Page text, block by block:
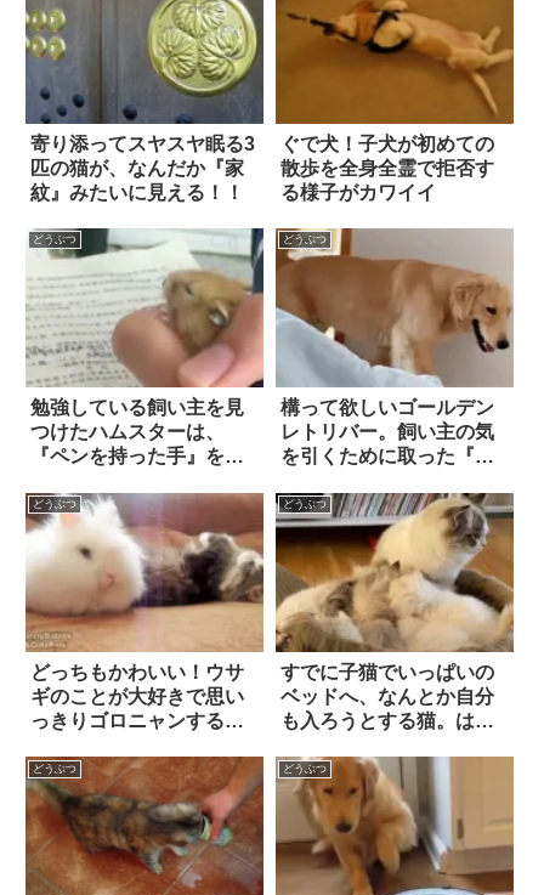
寄り添ってスヤスヤ眠る3
匹の猫が、なんだか『家
紋』みたいに見える！！
ぐで犬！子犬が初めての
散歩を全身全霊で拒否す
る様子がカワイイ
どうぶつ
勉強している飼い主を見
つけたハムスターは、
『ペンを持った手』を見
行動に悶絶！！
どうぶつ
構って欲しいゴールデン
レトリバー。飼い主の気
を引くために取った『行
どうぶつ
どっちもかわいい！ウサ
ギのことが大好きで思い
っきりゴロニャンするネ
どうぶつ
すでに子猫でいっぱいの
ベッドへ、なんとか自分
も入ろうとする猫。はた
するのか…！？
どうぶつ どうぶつ